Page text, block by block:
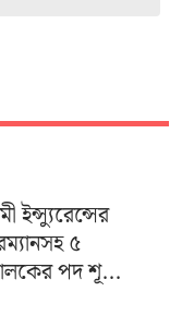
ইন্স্যুরেন্সের
৫
পদ শূ...